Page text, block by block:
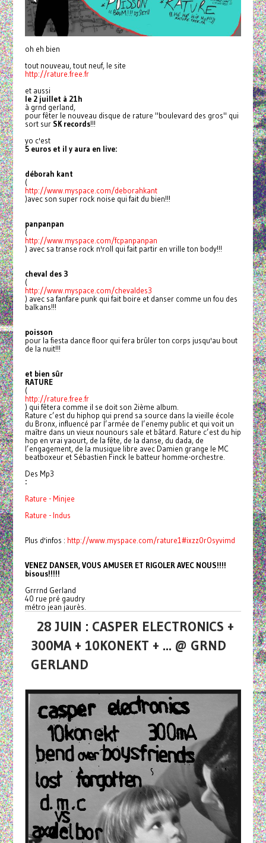
oh eh bien
tout nouveau, tout neuf, le site
http://rature.free.fr
et aussi
le 2 juillet à 21h
à grnd gerland,
pour fêter le nouveau disque de rature "boulevard des gros" qui
sort sur SK records!!!
yo c'est
5 euros et il y aura en live:
déborah kant
(
http://www.myspace.com/deborahkant
)avec son super rock noise qui fait du bien!!!
panpanpan
(
http://www.myspace.com/fcpanpanpan
) avec sa transe rock n'roll qui fait partir en vrille ton body!!!
cheval des 3
(
http://www.myspace.com/chevaldes3
) avec sa fanfare punk qui fait boire et danser comme un fou des
balkans!!!
poisson
pour la fiesta dance floor qui fera brûler ton corps jusqu'au bout
de la nuit!!!
et bien sûr
RATURE
(
http://rature.free.fr
) qui fêtera comme il se doit son 2ième album.
Rature c’est du hiphop qui prend sa source dans la vieille école
du Bronx, influencé par l’armée de l’enemy public et qui voit un
maître dans un vieux nounours sale et bâtard. Rature c’est du hip
hop en vrai yaourt, de la fête, de la danse, du dada, de
l’engagement, de la musique libre avec Damien grange le MC
beatboxeur et Sébastien Finck le batteur homme-orchestre.
Des Mp3
:
Rature - Minjee
Rature - Indus
Plus d'infos : http://www.myspace.com/rature1#ixzz0rOsyvimd
VENEZ DANSER, VOUS AMUSER ET RIGOLER AVEC NOUS!!!!
bisous!!!!!
Grrrnd Gerland
40 rue pré gaudry
métro jean jaurès.
28 JUIN : CASPER ELECTRONICS +
300MA + 10KONEKT + ... @ GRND
GERLAND